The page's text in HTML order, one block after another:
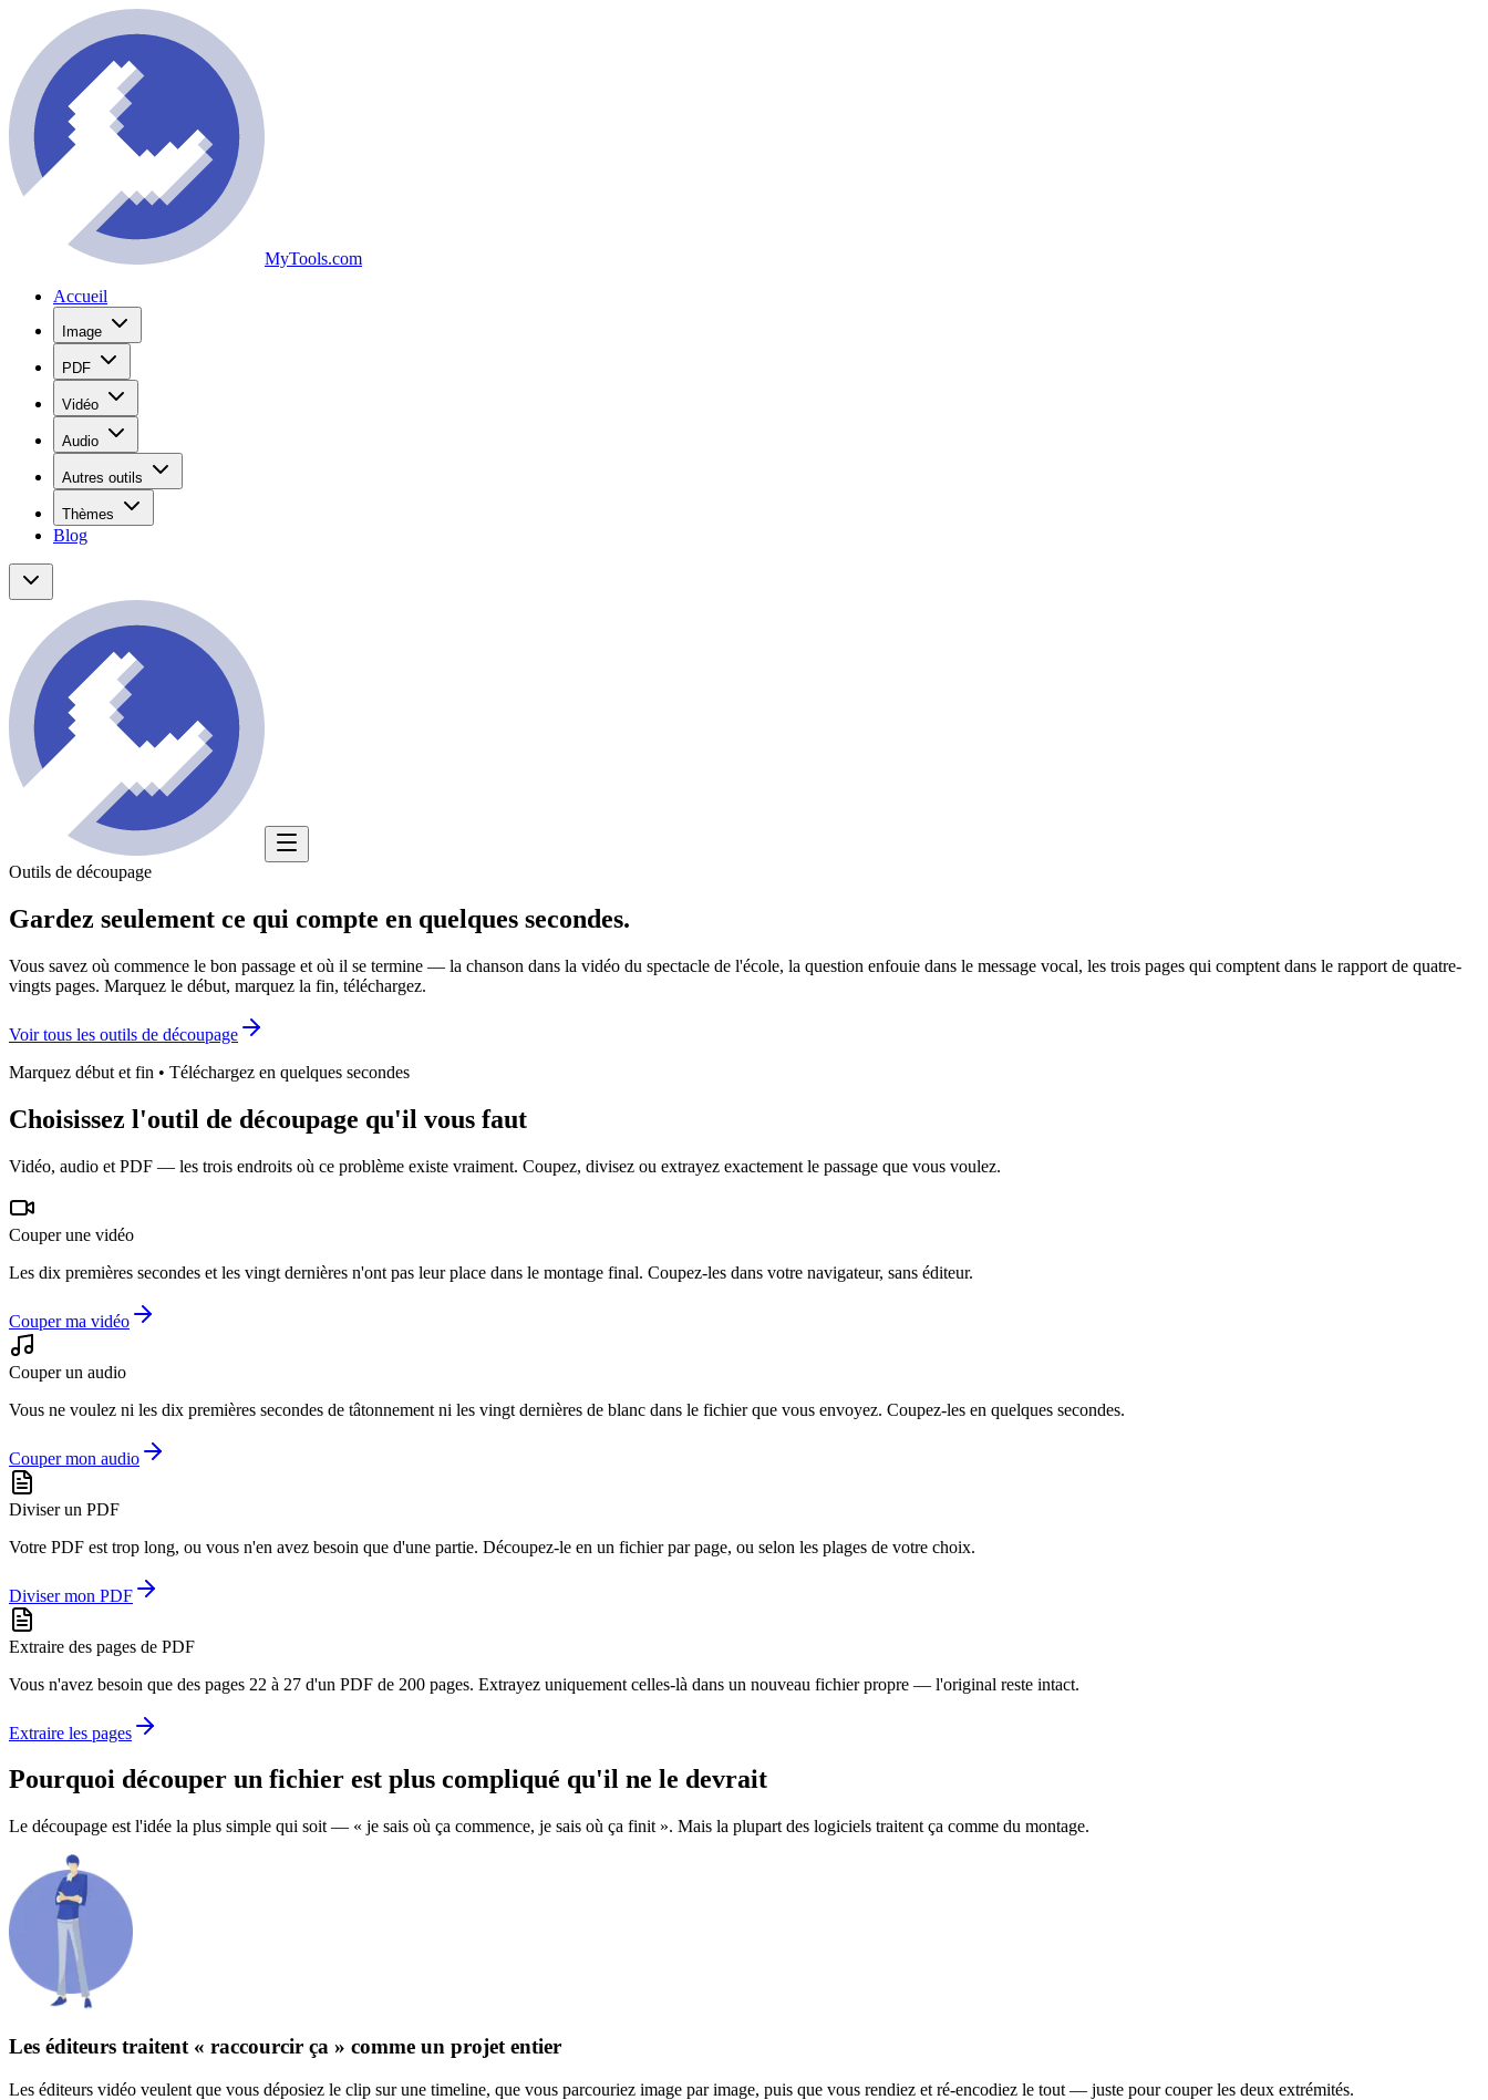
MyTools.com
Accueil
Image
PDF
Vidéo
Audio
Autres outils
Thèmes
Blog
Outils de découpage
Gardez seulement ce qui compte en quelques secondes.
Vous savez où commence le bon passage et où il se termine — la chanson dans la vidéo du spectacle de l'école, la question enfouie dans le message vocal, les trois pages qui comptent dans le rapport de quatre-
vingts pages. Marquez le début, marquez la fin, téléchargez.
Voir tous les outils de découpage
Marquez début et fin • Téléchargez en quelques secondes
Choisissez l'outil de découpage qu'il vous faut
Vidéo, audio et PDF — les trois endroits où ce problème existe vraiment. Coupez, divisez ou extrayez exactement le passage que vous voulez.
Couper une vidéo
Les dix premières secondes et les vingt dernières n'ont pas leur place dans le montage final. Coupez-les dans votre navigateur, sans éditeur.
Couper ma vidéo
Couper un audio
Vous ne voulez ni les dix premières secondes de tâtonnement ni les vingt dernières de blanc dans le fichier que vous envoyez. Coupez-les en quelques secondes.
Couper mon audio
Diviser un PDF
Votre PDF est trop long, ou vous n'en avez besoin que d'une partie. Découpez-le en un fichier par page, ou selon les plages de votre choix.
Diviser mon PDF
Extraire des pages de PDF
Vous n'avez besoin que des pages 22 à 27 d'un PDF de 200 pages. Extrayez uniquement celles-là dans un nouveau fichier propre — l'original reste intact.
Extraire les pages
Pourquoi découper un fichier est plus compliqué qu'il ne le devrait
Le découpage est l'idée la plus simple qui soit — « je sais où ça commence, je sais où ça finit ». Mais la plupart des logiciels traitent ça comme du montage.
Les éditeurs traitent « raccourcir ça » comme un projet entier
Les éditeurs vidéo veulent que vous déposiez le clip sur une timeline, que vous parcouriez image par image, puis que vous rendiez et ré-encodiez le tout — juste pour couper les deux extrémités.